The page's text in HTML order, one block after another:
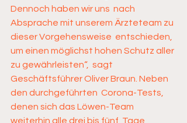
Dennoch haben wir uns  nach
Absprache mit unserem Ärzteteam zu
dieser Vorgehensweise  entschieden,
um einen möglichst hohen Schutz aller
zu gewährleisten“,  sagt
Geschäftsführer Oliver Braun. Neben
den durchgeführten  Corona-Tests,
denen sich das Löwen-Team
weiterhin alle drei bis fünf  Tage